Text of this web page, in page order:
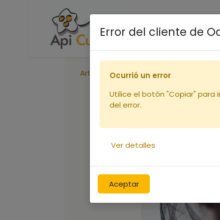
Accueil Boutique
Articles Voile simple noir
Error del cliente de
Aceptar
Ocurrió un error
Utilice el botón "Copiar" para
del error.
Ver detalles